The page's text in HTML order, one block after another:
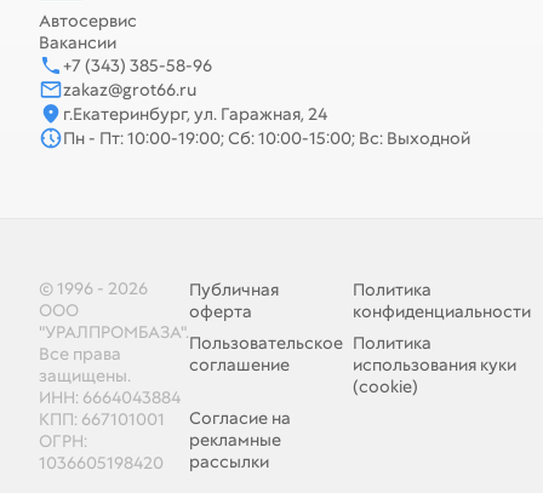
Автосервис
Вакансии
+7 (343) 385-58-96
zakaz@grot66.ru
г.Екатеринбург, ул. Гаражная, 24
Пн - Пт: 10:00-19:00; Сб: 10:00-15:00; Вс: Выходной
© 1996 - 2026
ООО
"УРАЛПРОМБАЗА".
Все права
защищены.
ИНН: 6664043884
КПП: 667101001
ОГРН:
1036605198420
Публичная
оферта
Политика
конфиденциальности
Пользовательское
соглашение
Политика
использования куки
(cookie)
Согласие на
рекламные
рассылки